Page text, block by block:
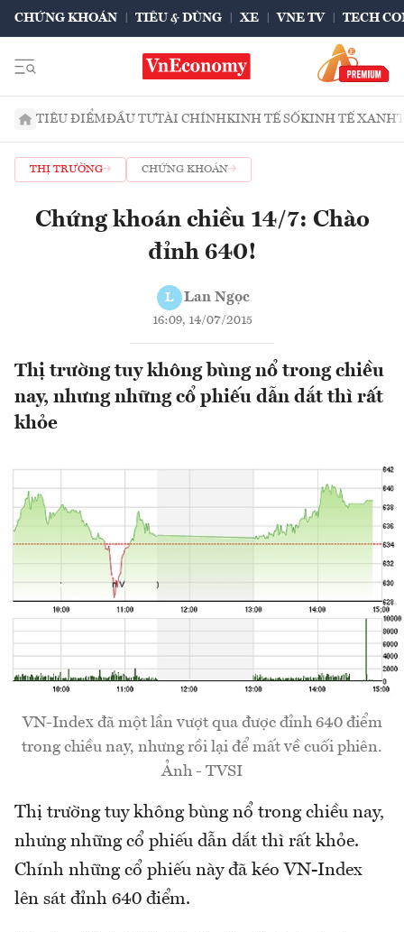
CHỨNG KHOÁN TIÊU & DÙNG XE VNE TV TECH
TIÊU ĐIỂMĐẦU TƯTÀI CHÍNHKINH TẾ SỐKINH TẾ XANH
THỊ TRƯỜNG CHỨNG KHOÁN
Chứng khoán chiều 14/7: Chào
đỉnh 640!
L Lan Ngọc
16:09, 14/07/2015
Thị trường tuy không bùng nổ trong chiều
nay, nhưng những cổ phiếu dẫn dắt thì rất
khỏe
VN-Index đã một lần vượt qua được đỉnh 640 điểm
trong chiều nay, nhưng rồi lại để mất về cuối phiên.
Ảnh - TVSI
Thị trường tuy không bùng nổ trong chiều nay,
nhưng những cổ phiếu dẫn dắt thì rất khỏe.
Chính những cổ phiếu này đã kéo VN-Index
lên sát đỉnh 640 điểm.